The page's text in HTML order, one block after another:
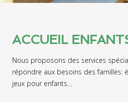
ACCUEIL
Nous proposons des services
répondre aux besoins des familles:
jeux pour enfants…